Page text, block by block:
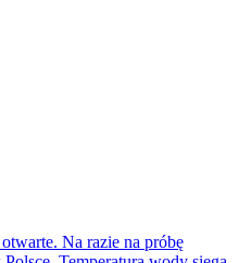
Na razie na próbę